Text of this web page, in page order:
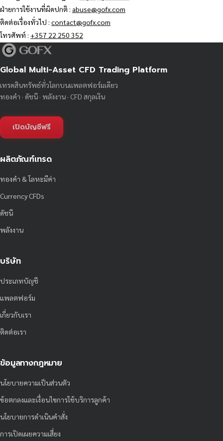
ฝ่ายการใช้งานที่ผิดปกติ : abuse@gofx.com
ติดต่อเรื่องทั่วไป : contact@gofx.com
โทรศัพท์ : +357 22 250 352
Global Multi-Asset CFD Trading Platform
เทรดสินทรัพย์ทั่วโลกบนแพลตฟอร์มเดียว
ทองคำ · ดัชนี · พลังงาน · CFD สกุลเงิน
เปิดบัญชีฟรี
ผลิตภัณฑ์เทรด
ทองคำ & โลหะมีค่า
Currency CFDs
ดัชนี
พลังงาน
บริษัท
ประเภทบัญชี
แพลตฟอร์ม
เกี่ยวกับเรา
ติดต่อเรา
ข้อมูลทางกฎหมาย
นโยบายความเป็นส่วนตัว
ข้อตกลงและเงื่อนไขการใช้บริการลูกค้า
นโยบายการดำเนินคำสั่ง
การเปิดเผยความเสี่ยง